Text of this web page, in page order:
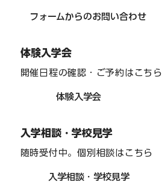
フォームからのお問い合わせ
体験入学会
開催日程の確認・ご予約はこちら
体験入学会
入学相談・学校見学
随時受付中。個別相談はこちら
入学相談・学校見学